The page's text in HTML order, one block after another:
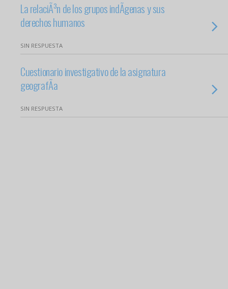
La relaciÃ³n de los grupos indÃ­genas y sus
derechos humanos
SIN RESPUESTA
Cuestionario investigativo de la asignatura
geografÃ­a
SIN RESPUESTA